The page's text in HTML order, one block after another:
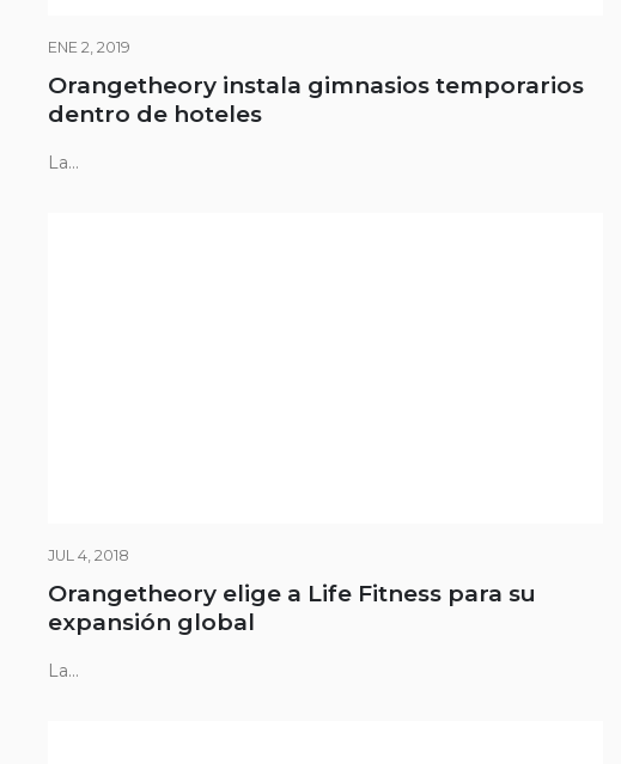
ENE 2, 2019
Orangetheory instala gimnasios temporarios
dentro de hoteles
La...
JUL 4, 2018
Orangetheory elige a Life Fitness para su
expansión global
La...